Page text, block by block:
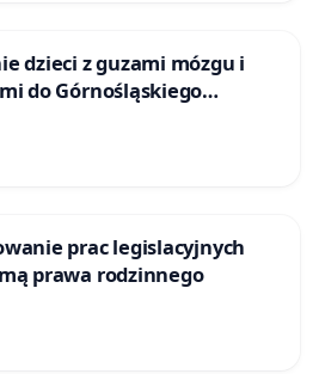
dzieci z guzami mózgu i
do Górnośląskiego
w Katowicach
prac legislacyjnych
prawa rodzinnego